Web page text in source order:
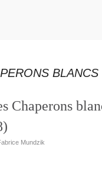
BLANCS
Chaperons
Mundzik